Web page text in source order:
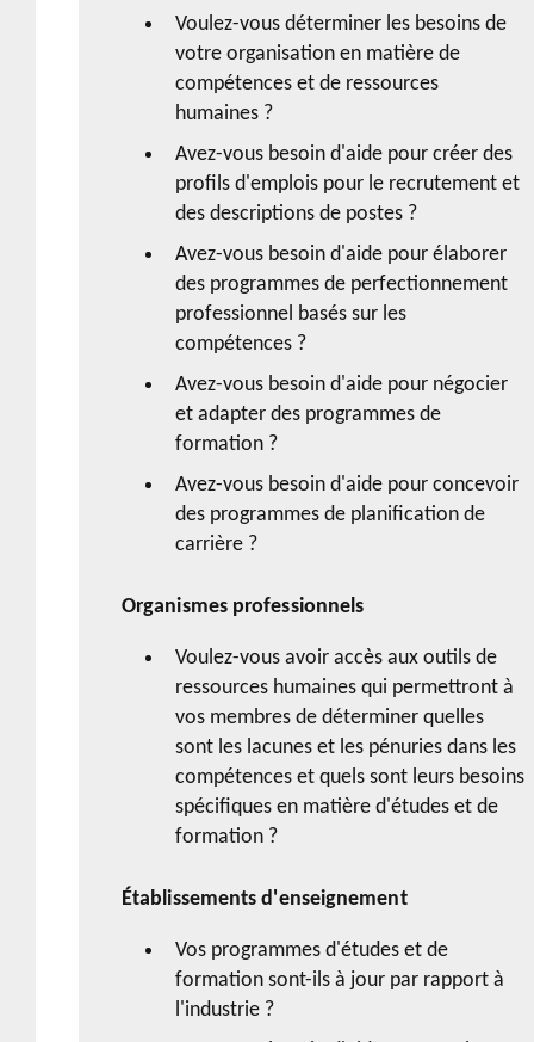
Voulez-vous déterminer les besoins de
votre organisation en matière de
compétences et de ressources
humaines ?
Avez-vous besoin d'aide pour créer des
profils d'emplois pour le recrutement et
des descriptions de postes ?
Avez-vous besoin d'aide pour élaborer
des programmes de perfectionnement
professionnel basés sur les
compétences ?
Avez-vous besoin d'aide pour négocier
et adapter des programmes de
formation ?
Avez-vous besoin d'aide pour concevoir
des programmes de planification de
carrière ?
Organismes professionnels
Voulez-vous avoir accès aux outils de
ressources humaines qui permettront à
vos membres de déterminer quelles
sont les lacunes et les pénuries dans les
compétences et quels sont leurs besoins
spécifiques en matière d'études et de
formation ?
Établissements d'enseignement
Vos programmes d'études et de
formation sont-ils à jour par rapport à
l'industrie ?